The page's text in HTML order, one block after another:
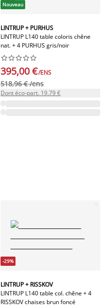
Nouveau
LINTRUP + PURHUS
LINTRUP L140 table coloris chêne
nat. + 4 PURHUS gris/noir






395,00 €/ENS
518,96 € /ens
Dont éco-part. 19.79 €
-29%
LINTRUP + RISSKOV
LINTRUP L140 table col. chêne + 4
RISSKOV chaises brun foncé